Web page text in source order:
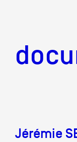
Jérémie